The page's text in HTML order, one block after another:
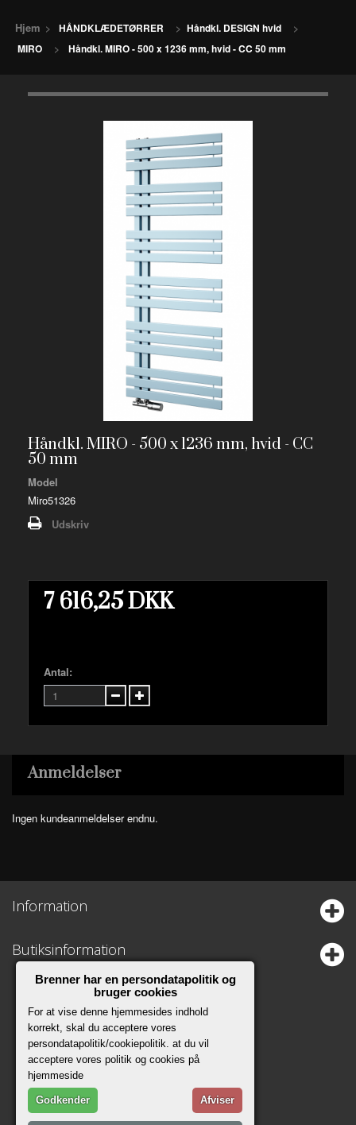
Hjem > HÅNDKLÆDETØRRER > Håndkl. DESIGN hvid
>
MIRO
> Håndkl. MIRO - 500 x 1236 mm, hvid - CC 50 mm
Håndkl. MIRO - 500 x 1236 mm, hvid - CC
50 mm
Model
Miro51326
Udskriv
7 616,25 DKK
Antal:
Anmeldelser
Ingen kundeanmeldelser endnu.
Information
Butiksinformation
Brenner har en persondatapolitik og
bruger cookies
For at vise denne hjemmesides indhold
korrekt, skal du acceptere vores
persondatapolitik/cookiepolitik. at du vil
acceptere vores politik og cookies på
hjemmeside
Godkender Afviser